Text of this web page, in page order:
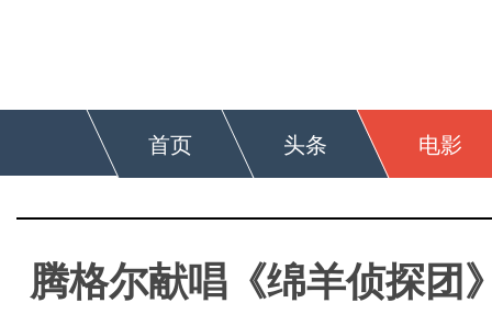
首页 头条 电影
腾格尔献唱《绵羊侦探团